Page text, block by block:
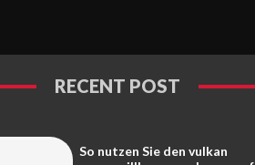
RECENT POST
So nutzen Sie den vulkan